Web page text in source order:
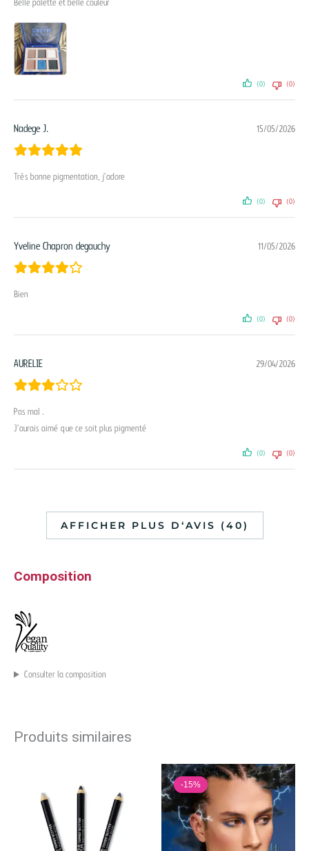
Belle palette et belle couleur
(0) (0)
Nadege J. 15/05/2026
Très bonne pigmentation, j’adore
(0) (0)
Yveline Chapron degauchy 11/05/2026
Bien
(0) (0)
AURELIE 29/04/2026
Pas mal .
J’aurais aimé que ce soit plus pigmenté
(0) (0)
AFFICHER PLUS D‘AVIS (40)
Composition
Consulter la composition
Produits similaires
-15%
-15%
Le
prix
32,60 €.
Le
prix
actuel
27,80 €.